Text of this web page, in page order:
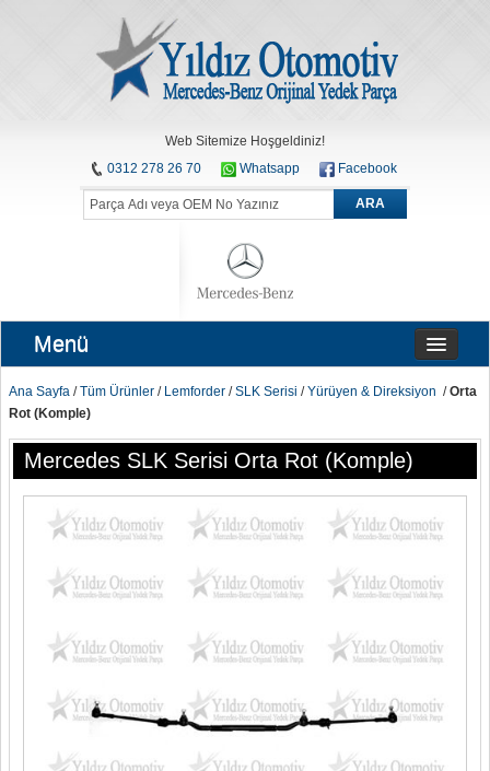
Web Sitemize Hoşgeldiniz!
0312 278 26 70
Whatsapp Facebook
ARA
Menü
Ana Sayfa /Tüm Ürünler / Lemforder /SLK Serisi /Yürüyen & Direksiyon /Orta
Rot (Komple)
Mercedes SLK Serisi Orta Rot (Komple)